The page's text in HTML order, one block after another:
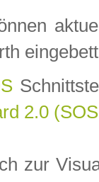
2.0
zur